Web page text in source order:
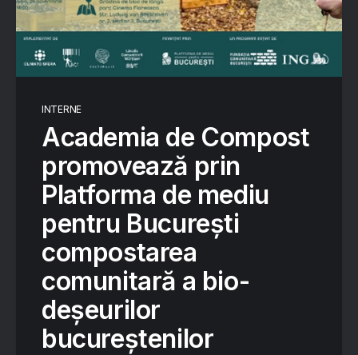
INTERNE
Academia de Compost
promovează prin
Platforma de mediu
pentru București
compostarea
comunitară a bio-
deșeurilor
bucureștenilor